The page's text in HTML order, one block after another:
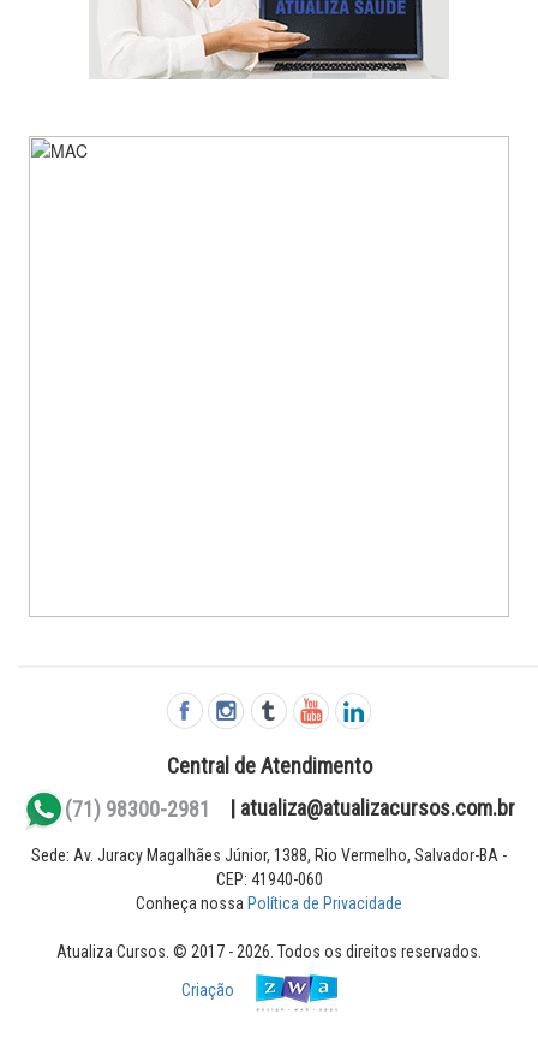
Central de Atendimento
(71) 98300-2981
| atualiza@atualizacursos.com.br
Sede: Av. Juracy Magalhães Júnior, 1388, Rio Vermelho, Salvador-BA -
CEP: 41940-060
Conheça nossa Política de Privacidade
Atualiza Cursos. © 2017 - 2026. Todos os direitos reservados.
Criação